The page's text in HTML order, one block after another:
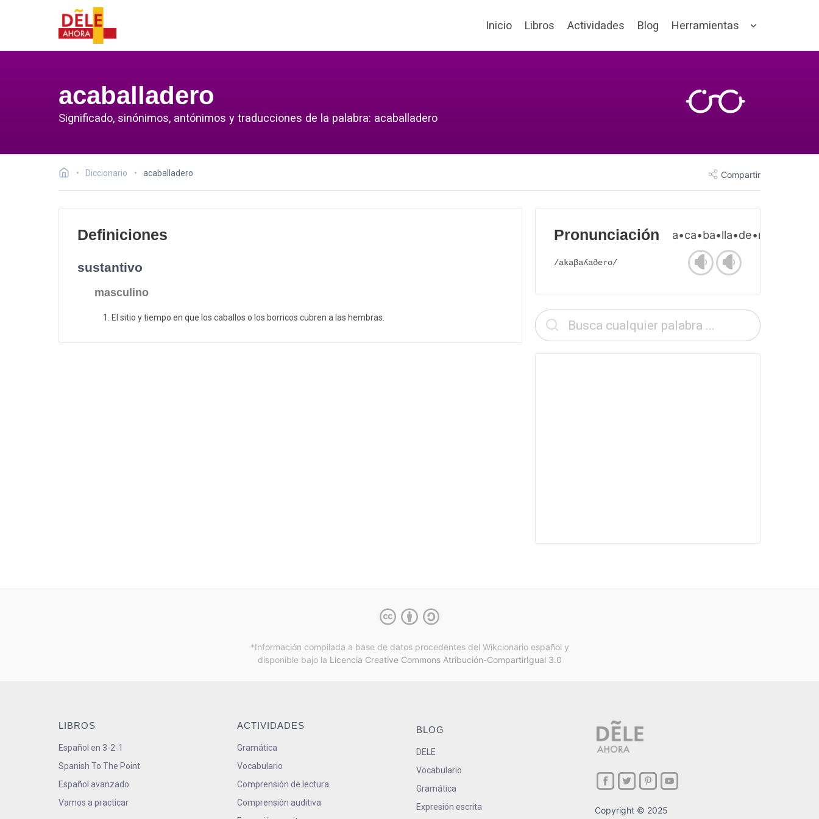
Inicio Libros Actividades Blog Herramientas
acaballadero
Significado, sinónimos, antónimos y traducciones de la palabra: acaballadero
Diccionario acaballadero Compartir
Definiciones
sustantivo
masculino
El sitio y tiempo en que los caballos o los borricos cubren a las hembras.
Pronunciación a•ca•ba•lla•de•ro
/akaβaʎaðeɾo/
*Información compilada a base de datos procedentes del Wikcionario español y
disponible bajo la Licencia Creative Commons Atribución-CompartirIgual 3.0
LIBROS
Español en 3-2-1
Spanish To The Point
Español avanzado
Vamos a practicar
ACTIVIDADES
Gramática
Vocabulario
Comprensión de lectura
Comprensión auditiva
BLOG
DELE
Vocabulario
Gramática
Expresión escrita
Copyright © 2025